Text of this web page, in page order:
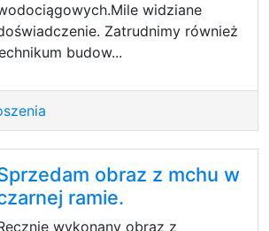
widziane
Zatrudnimy również
budow...
obraz z mchu w
ramie.
wykonany obraz z